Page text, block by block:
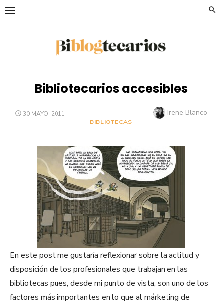
Saltar
Bibliotecarios accesibles
PUBLICADO
30 MAYO, 2011 Autor
Irene Blanco
BIBLIOTECAS
En este post me gustaría reflexionar sobre la actitud y
disposición de los profesionales que trabajan en las
bibliotecas pues, desde mi punto de vista, son uno de los
factores más importantes en lo que al márketing de